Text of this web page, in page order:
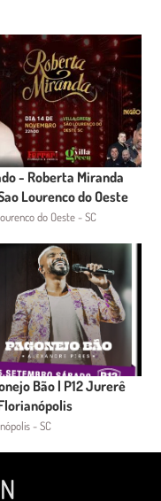
- Roberta Miranda
Lourenco do Oeste
do Oeste - SC
Bão | P12 Jurerê
- SC